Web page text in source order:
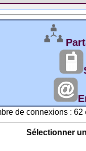
de connexions :
Sélectionner